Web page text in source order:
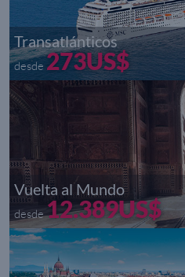
Transatlánticos
desde 273US$
Vuelta al Mundo
desde12.389US$